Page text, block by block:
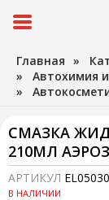
Главная »
» Автохимия
»
СМАЗКА
210МЛ
АРТИКУЛ
В НАЛИЧИИ